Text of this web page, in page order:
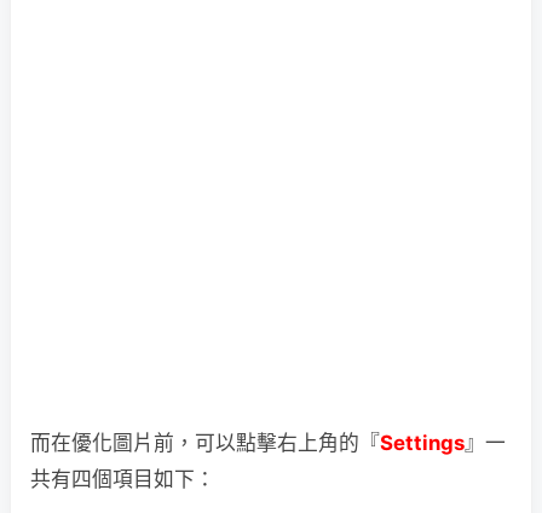
而在優化圖片前，可以點擊右上角的『Settings』一
共有四個項目如下：